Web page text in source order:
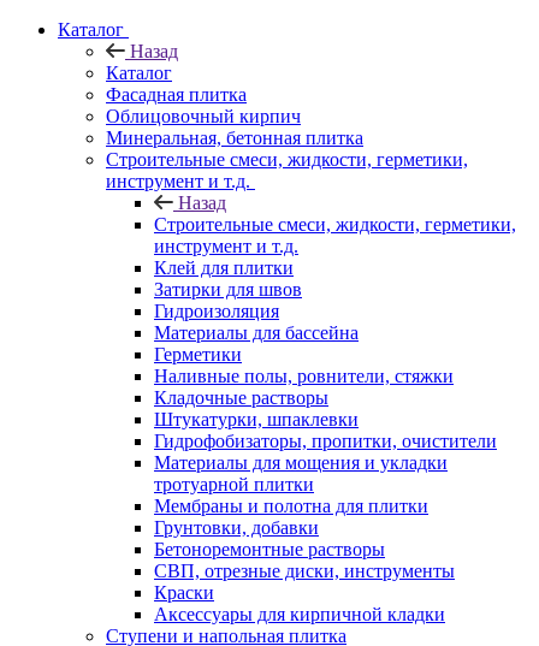
Каталог
Назад
Каталог
Фасадная плитка
Облицовочный кирпич
Минеральная, бетонная плитка
Строительные смеси, жидкости, герметики,
инструмент и т.д.
Назад
Строительные смеси, жидкости, герметики,
инструмент и т.д.
Клей для плитки
Затирки для швов
Гидроизоляция
Материалы для бассейна
Герметики
Наливные полы, ровнители, стяжки
Кладочные растворы
Штукатурки, шпаклевки
Гидрофобизаторы, пропитки, очистители
Материалы для мощения и укладки
тротуарной плитки
Мембраны и полотна для плитки
Грунтовки, добавки
Бетоноремонтные растворы
СВП, отрезные диски, инструменты
Краски
Аксессуары для кирпичной кладки
Ступени и напольная плитка